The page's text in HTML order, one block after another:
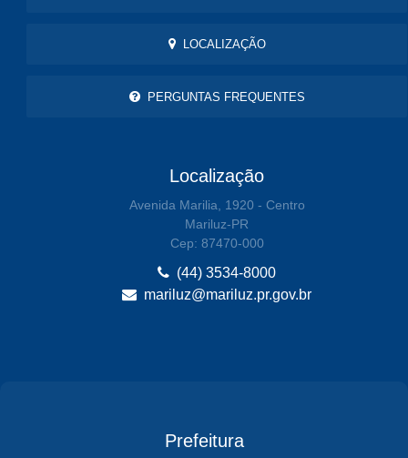
LOCALIZAÇÃO
PERGUNTAS FREQUENTES
Localização
Avenida Marilia, 1920 - Centro
Mariluz-PR
Cep: 87470-000
(44) 3534-8000
mariluz@mariluz.pr.gov.br
Prefeitura